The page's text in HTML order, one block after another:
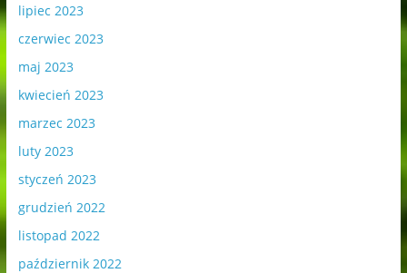
lipiec 2023
czerwiec 2023
maj 2023
kwiecień 2023
marzec 2023
luty 2023
styczeń 2023
grudzień 2022
listopad 2022
październik 2022